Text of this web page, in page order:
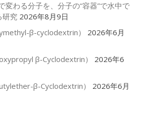
変わる分子を、分子の“容器”で水中で
研究 2026年8月9日
β-cyclodextrin）
2026年6月
β-Cyclodextrin）
2026年6
β-Cyclodextrin）
2026年6月